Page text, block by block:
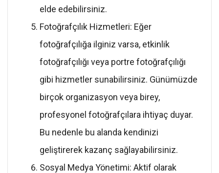
elde edebilirsiniz.
Fotoğrafçılık Hizmetleri: Eğer
fotoğrafçılığa ilginiz varsa, etkinlik
fotoğrafçılığı veya portre fotoğrafçılığı
gibi hizmetler sunabilirsiniz. Günümüzde
birçok organizasyon veya birey,
profesyonel fotoğrafçılara ihtiyaç duyar.
Bu nedenle bu alanda kendinizi
geliştirerek kazanç sağlayabilirsiniz.
Sosyal Medya Yönetimi: Aktif olarak